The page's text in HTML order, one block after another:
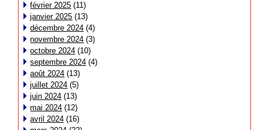
février 2025 (11)
janvier 2025 (13)
décembre 2024 (4)
novembre 2024 (3)
octobre 2024 (10)
septembre 2024 (4)
août 2024 (13)
juillet 2024 (5)
juin 2024 (13)
mai 2024 (12)
avril 2024 (16)